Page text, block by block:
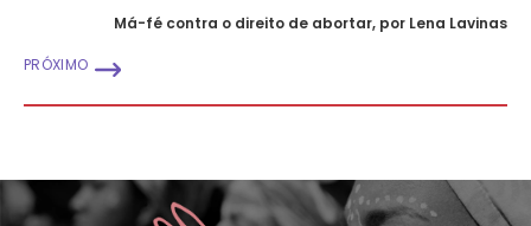
Má-fé contra o direito de abortar, por Lena Lavinas
PRÓXIMO